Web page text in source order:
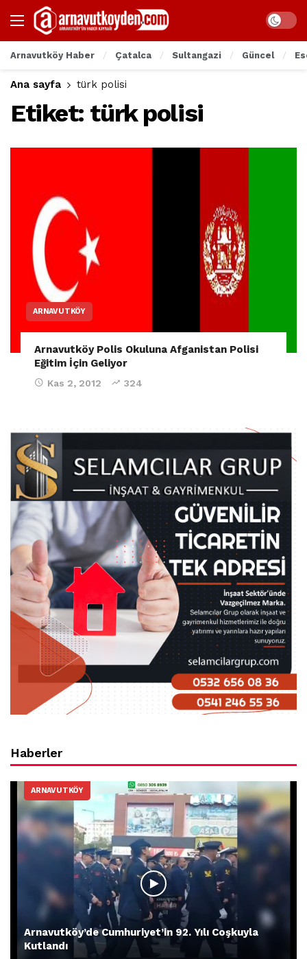
Arnavutköy Haber Çatalca Sultangazi Güncel
Ana sayfa türk polisi
Etiket: türk polisi
ARNAVUTKÖY
Arnavutköy Polis Okuluna Afganistan Polisi
Eğitim İçin Geliyor
Kas 2, 2012 324
Haberler
ARNAVUTKÖY
Arnavutköy’de Cumhuriyet’in 92. Yılı Coşkuyla
Kutlandı